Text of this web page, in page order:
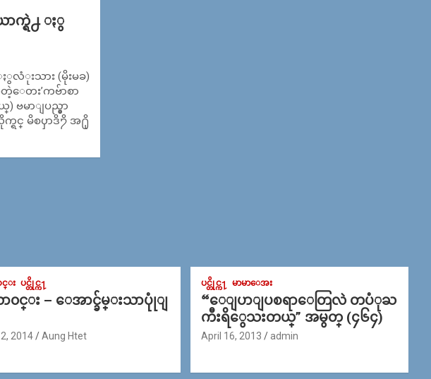
ယာက္ရဲ႕ ႏွ
ႏွလံုးသား (မိုးမခ)
တဲ့ေတး’ကဗ်ာစာ
ဗမာျပည္မွာ
ရင္ မိစၦာဒိ႒ိ အ႐ို
င္း ပင္တိုင္က႑
၀င္း – ေအာင္ခ်မ္းသာပုုံျ
2014 Aung Htet
ပင္တိုင္က႑ မာမာေအး
“ေျပာျပစရာေတြလဲ တပံုႀ
ကီးရိွေသးတယ္” အမွတ္ (၄၆၄)
April 16, 2013 admin